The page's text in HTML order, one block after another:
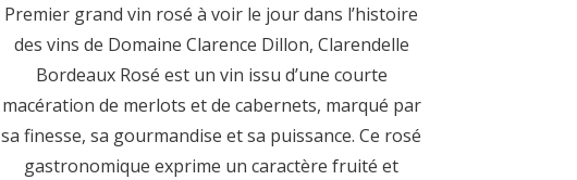
Premier grand vin rosé à voir le jour dans l’histoire
des vins de Domaine Clarence Dillon, Clarendelle
Bordeaux Rosé est un vin issu d’une courte
macération de merlots et de cabernets, marqué par
sa finesse, sa gourmandise et sa puissance. Ce rosé
gastronomique exprime un caractère fruité et